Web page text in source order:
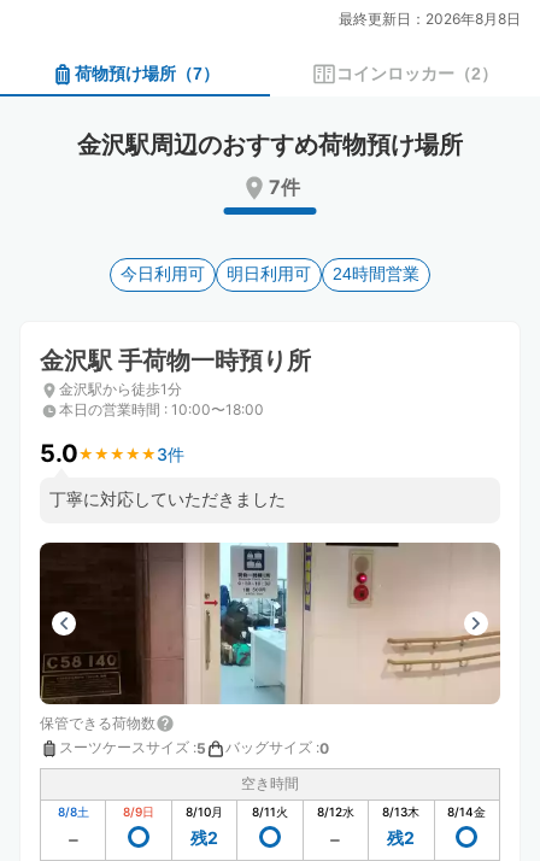
calendar
and
date.
the
keyboard
shortcuts
for
changing
dates.
calendar
and
a
date.
mark
key
the
keyboard
shortcuts
for
changing
dates.
最終更新日：2026年8月8日
荷物預け場所 （7） コインロッカー （2）
金沢駅周辺のおすすめ荷物預け場所
7件
今日利用可 明日利用可 24時間営業
金沢駅 手荷物一時預り所
金沢駅から徒歩1分
本日の営業時間 : 10:00〜18:00
5.0★ ★ ★ ★ ★
★ ★ ★ ★ ★ 3件
丁寧に対応していただきました
保管できる荷物数
スーツケースサイズ :5 バッグサイズ :0
空き時間
8/8土 8/9日 8/10月
残2
8/11火 8/12水 8/13木
残2
8/14金